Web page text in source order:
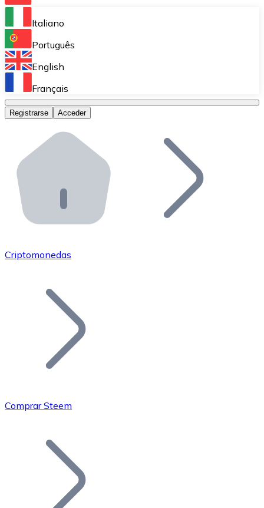
Bitnovo Ramp
Integra nuestra solución en tu plataforma.
Bitnovo Giftcards
Bitnovo OTC
Bitnovo ATM
Integra un ATM Bitnovo en tu negocio y permite que
Bitnovo API
Integra nuestra API en tu ecosistema.
Únete a nuestra red de distribuidores.
Añade tu proyecto a nuestro ecosistema.
Bitcoin
Italiano
Português
English
Français
Registrarse Acceder
Criptomonedas
Comprar Steem